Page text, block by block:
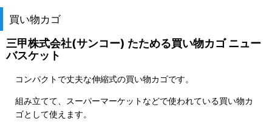
買い物カゴ
三甲株式会社(サンコー) たためる買い物カゴ ニュー
バスケット
コンパクトで丈夫な伸縮式の買い物カゴです。
組み立てて、スーパーマーケットなどで使われている買い物カ
ゴとして使えます。